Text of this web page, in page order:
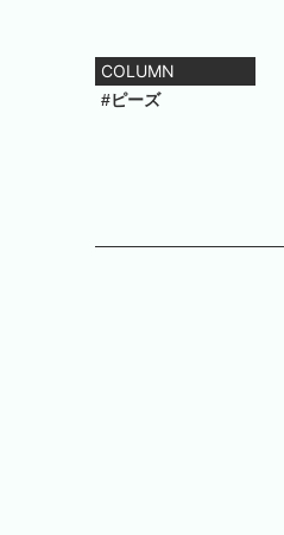
COLUMN
#ピーズ